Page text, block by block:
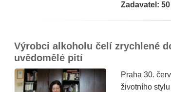
Zadavatel:
Výrobci alkoholu čelí zrychlené
uvědomělé pití
Praha 30.
životního